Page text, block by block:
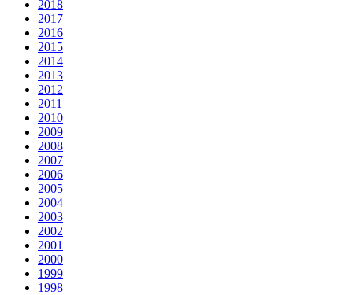
2018
2017
2016
2015
2014
2013
2012
2011
2010
2009
2008
2007
2006
2005
2004
2003
2002
2001
2000
1999
1998